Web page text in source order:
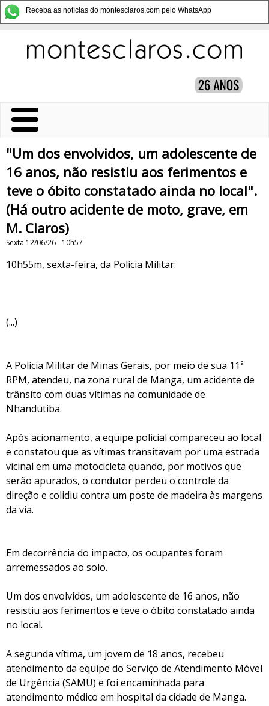
Receba as notícias do montesclaros.com pelo WhatsApp
"Um dos envolvidos, um adolescente de
16 anos, não resistiu aos ferimentos e
teve o óbito constatado ainda no local".
(Há outro acidente de moto, grave, em
M. Claros)
Sexta 12/06/26 - 10h57
10h55m, sexta-feira, da Polícia Militar:
(...)
A Polícia Militar de Minas Gerais, por meio de sua 11ª
RPM, atendeu, na zona rural de Manga, um acidente de
trânsito com duas vítimas na comunidade de
Nhandutiba.
Após acionamento, a equipe policial compareceu ao local
e constatou que as vítimas transitavam por uma estrada
vicinal em uma motocicleta quando, por motivos que
serão apurados, o condutor perdeu o controle da
direção e colidiu contra um poste de madeira às margens
da via.
Em decorrência do impacto, os ocupantes foram
arremessados ao solo.
Um dos envolvidos, um adolescente de 16 anos, não
resistiu aos ferimentos e teve o óbito constatado ainda
no local.
A segunda vítima, um jovem de 18 anos, recebeu
atendimento da equipe do Serviço de Atendimento Móvel
de Urgência (SAMU) e foi encaminhada para
atendimento médico em hospital da cidade de Manga.